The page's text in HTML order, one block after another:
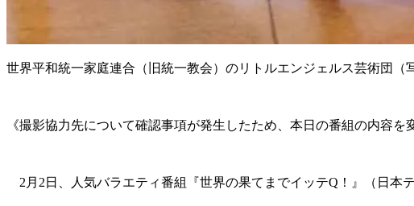
世界平和統一家庭連合（旧統一教会）のリトルエンジェルス芸術団（
《撮影協力先について確認事項が発生したため、本日の番組の内容を
2月2日、人気バラエティ番組『世界の果てまでイッテQ！』（日本